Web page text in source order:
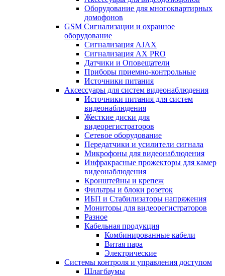
Оборудование для многоквартирных
домофонов
GSM Сигнализации и охранное
оборудование
Сигнализация AJAX
Сигнализация AX PRO
Датчики и Оповещатели
Приборы приемно-контрольные
Источники питания
Аксессуары для систем видеонаблюдения
Источники питания для систем
видеонаблюдения
Жесткие диски для
видеорегистраторов
Сетевое оборудование
Передатчики и усилители сигнала
Микрофоны для видеонаблюдения
Инфракрасные прожекторы для камер
видеонаблюдения
Кронштейны и крепеж
Фильтры и блоки розеток
ИБП и Стабилизаторы напряжения
Мониторы для видеорегистраторов
Разное
Кабельная продукция
Комбинированные кабели
Витая пара
Электрические
Системы контроля и управления доступом
Шлагбаумы